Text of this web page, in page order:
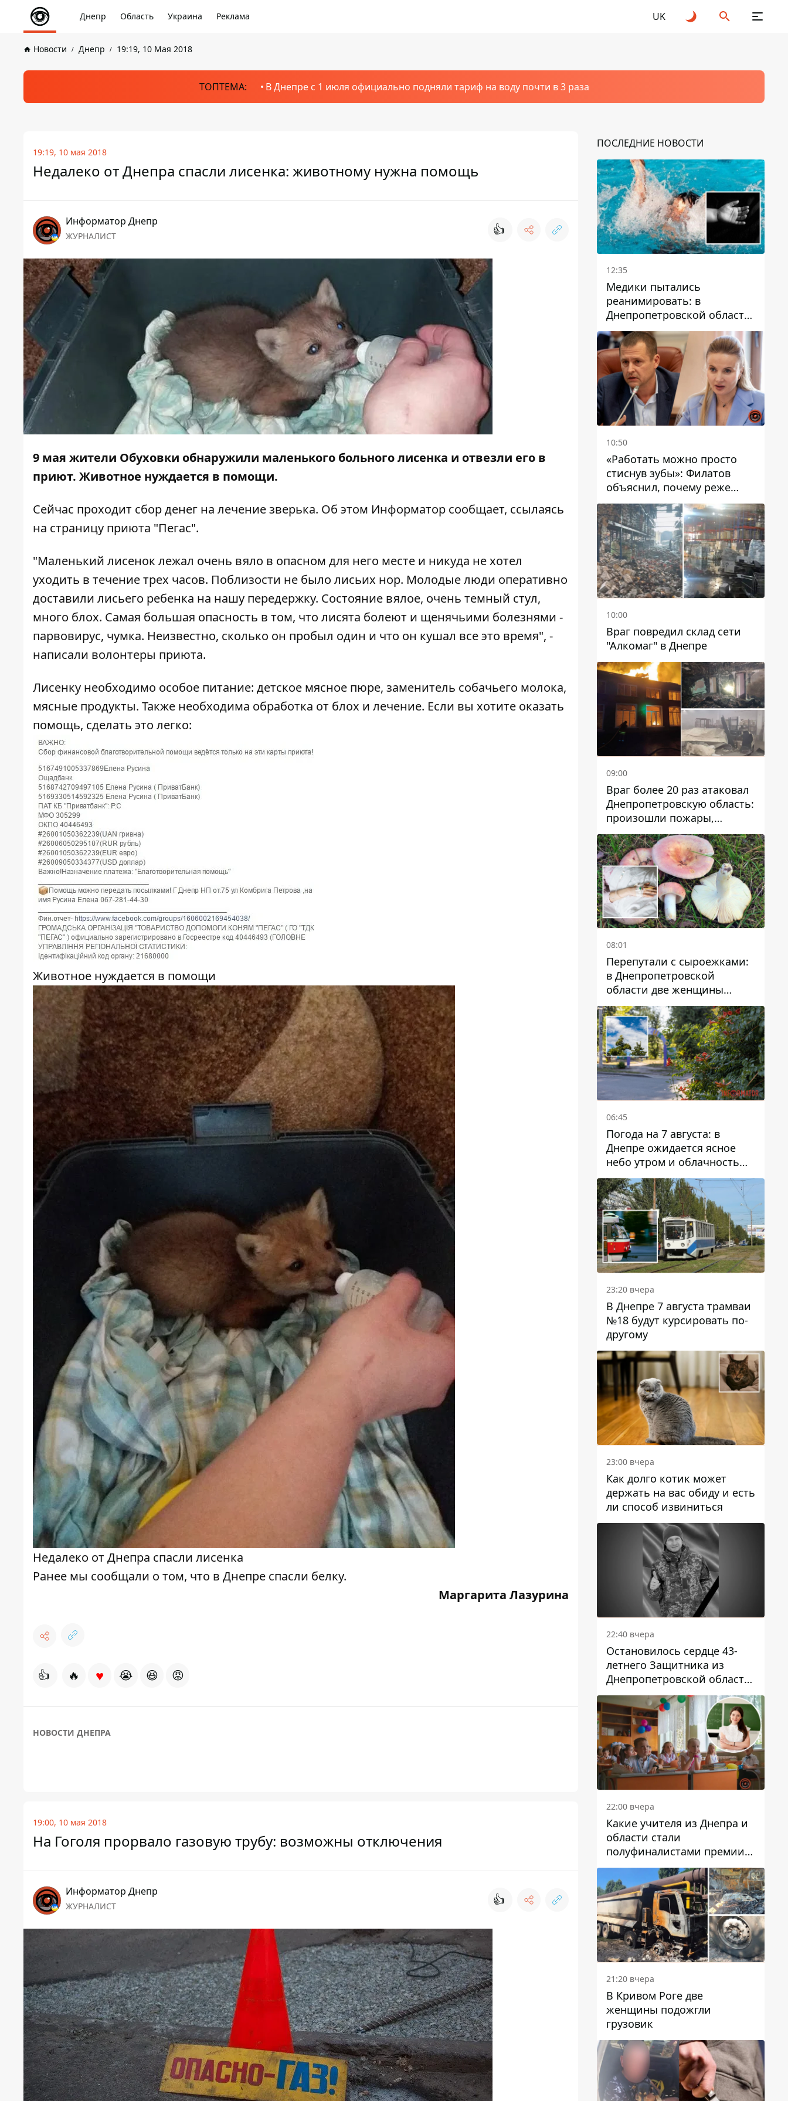
Днепр Область Украина Реклама UK
Новости Днепр 19:19, 10 Мая 2018
ТОПТЕМА: В Днепре с 1 июля официально подняли тариф на воду почти в 3 раза
19:19, 10 мая 2018
Недалеко от Днепра спасли лисенка: животному нужна помощь
Информатор Днепр
ЖУРНАЛИСТ 👍
9 мая жители Обуховки обнаружили маленького больного лисенка и отвезли его в
приют. Животное нуждается в помощи.
Сейчас проходит сбор денег на лечение зверька. Об этом Информатор сообщает, ссылаясь
на страницу приюта "Пегас".
"Маленький лисенок лежал очень вяло в опасном для него месте и никуда не хотел
уходить в течение трех часов. Поблизости не было лисьих нор. Молодые люди оперативно
доставили лисьего ребенка на нашу передержку. Состояние вялое, очень темный стул,
много блох. Самая большая опасность в том, что лисята болеют и щенячьими болезнями -
парвовирус, чумка. Неизвестно, сколько он пробыл один и что он кушал все это время", -
написали волонтеры приюта.
Лисенку необходимо особое питание: детское мясное пюре, заменитель собачьего молока,
мясные продукты. Также необходима обработка от блох и лечение. Если вы хотите оказать
помощь, сделать это легко:
Животное нуждается в помощи
Недалеко от Днепра спасли лисенка
Ранее мы сообщали о том, что в Днепре спасли белку.
Маргарита Лазурина
👍 🔥 ♥ 😭 😆 😡
НОВОСТИ ДНЕПРА
19:00, 10 мая 2018
На Гоголя прорвало газовую трубу: возможны отключения
Информатор Днепр
ЖУРНАЛИСТ 👍
ПОСЛЕДНИЕ НОВОСТИ
12:35
Медики пытались
реанимировать: в
Днепропетровской области
двухлетний мальчик утонул
в бассейне
10:50
«Работать можно просто
стиснув зубы»: Филатов
объяснил, почему реже
пишет в соцсетях и
раскритиковал медийность
чиновников
10:00
Враг повредил склад сети
"Алкомаг" в Днепре
09:00
Враг более 20 раз атаковал
Днепропетровскую область:
произошли пожары,
повреждены дома,
инфраструктура и авто
08:01
Перепутали с сыроежками:
в Днепропетровской
области две женщины
отравились грибами
06:45
Погода на 7 августа: в
Днепре ожидается ясное
небо утром и облачность
после обеда
23:20 вчера
В Днепре 7 августа трамваи
№18 будут курсировать по-
другому
23:00 вчера
Как долго котик может
держать на вас обиду и есть
ли способ извиниться
22:40 вчера
Остановилось сердце 43-
летнего Защитника из
Днепропетровской области
Евгения Зинченко
22:00 вчера
Какие учителя из Днепра и
области стали
полуфиналистами премии
Global Teacher Prize Ukraine
2026
21:20 вчера
В Кривом Роге две
женщины подожгли
грузовик